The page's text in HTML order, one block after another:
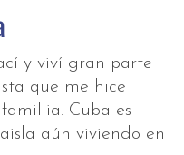
y viví gran parte
que me hice
Cuba es
aún viviendo en